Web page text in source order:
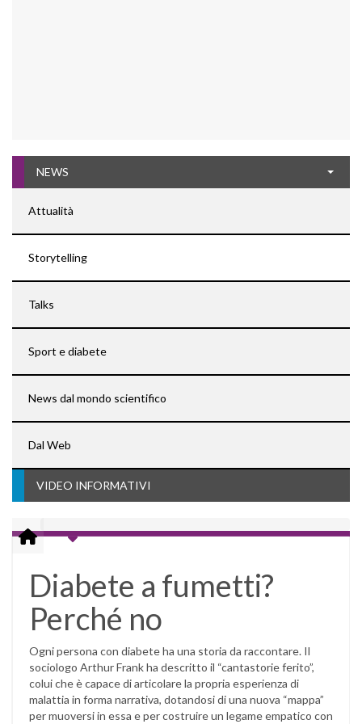
NEWS
Attualità
Storytelling
Talks
Sport e diabete
News dal mondo scientifico
Dal Web
VIDEO INFORMATIVI
Diabete a fumetti?
Perché no
Ogni persona con diabete ha una storia da raccontare. Il
sociologo Arthur Frank ha descritto il “cantastorie ferito”,
colui che è capace di articolare la propria esperienza di
malattia in forma narrativa, dotandosi di una nuova “mappa”
per muoversi in essa e per costruire un legame empatico con